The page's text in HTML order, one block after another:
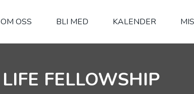
OM OSS BLI MED KALENDER
LIFE FELLOWSHIP